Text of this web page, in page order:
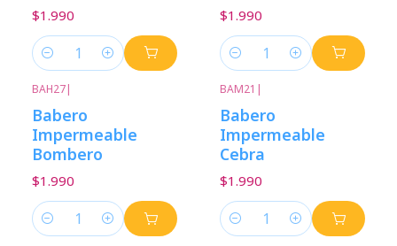
$1.990
Cantidad
$1.990
Cantidad
BAH27|
Babero
Impermeable
Bombero
$1.990
Cantidad
BAM21 |
Babero
Impermeable
Cebra
$1.990
Cantidad